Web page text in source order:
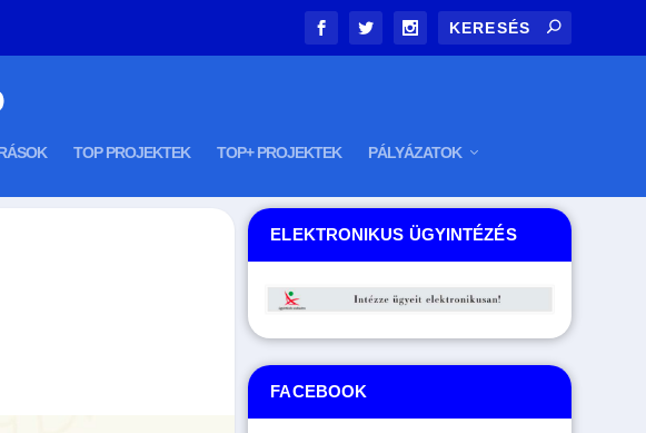
TOP PROJEKTEK TOP+ PROJEKTEK PÁLYÁZATOK
ELEKTRONIKUS ÜGYINTÉZÉS
FACEBOOK